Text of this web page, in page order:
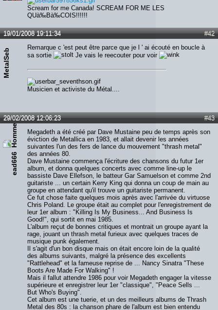
Scream for me Canada! SCREAM FOR ME LES
QUà‰Bà‰COIS!!!!!!
#42
19/01/2008 19:11:34
MetalSeb
Remarque c 'est peut être parce que je l ' ai écouté en boucle à
sa sortie
Je vais le reecouter pour voir
Musicien et activiste du Métal....
#43
29/02/2008 12:06:23
ead666
Megadeth a été créé par Dave Mustaine peu de temps après son
éviction de Metallica en 1983, et allait devenir les années
suivantes l'un des fers de lance du mouvement "thrash metal"
des années 80.
Dave Mustaine commença l'écriture des chansons du futur 1er
album, et donna quelques concerts avec comme line-up le
bassiste Dave Ellefson, le batteur Gar Samuelson et comme 2nd
guitariste ... un certain Kerry King qui donna un coup de main au
groupe en attendant qu'il trouve un guitariste permanent.
Ce fut chose faite quelques mois après avec l'arrivée du virtuose
Chris Poland. Le groupe était au complet pour l'enregistrement de
leur 1er album : "Killing Is My Business... And Business Is
Good!", qui sortit en mai 1985.
L'album reçut de bonnes critiques et montrait un groupe ayant la
rage, jouant un thrash metal furieux avec quelques traces de
musique punk également.
Il s'agit d'un bon disque mais on était encore loin de la qualité
des albums suivants, malgré la présence des excellents
"Rattlehead" et la fameuse reprise de ... Nancy Sinatra "These
Boots Are Made For Walking" !
Mais il fallut attendre 1986 pour voir Megadeth engager la vitesse
supérieure et enregistrer leur 1er "classique", "Peace Sells ...
But Who's Buying".
Cet album est une tuerie, et un des meilleurs albums de Thrash
Metal des 80s : la chanson phare de l'album est bien entendu